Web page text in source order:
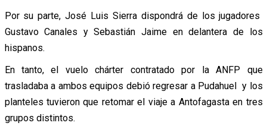
Por su parte, José Luis Sierra dispondrá de los jugadores
Gustavo Canales y Sebastián Jaime en delantera de los
hispanos.
En tanto, el vuelo chárter contratado por la ANFP que
trasladaba a ambos equipos debió regresar a Pudahuel y los
planteles tuvieron que retomar el viaje a Antofagasta en tres
grupos distintos.